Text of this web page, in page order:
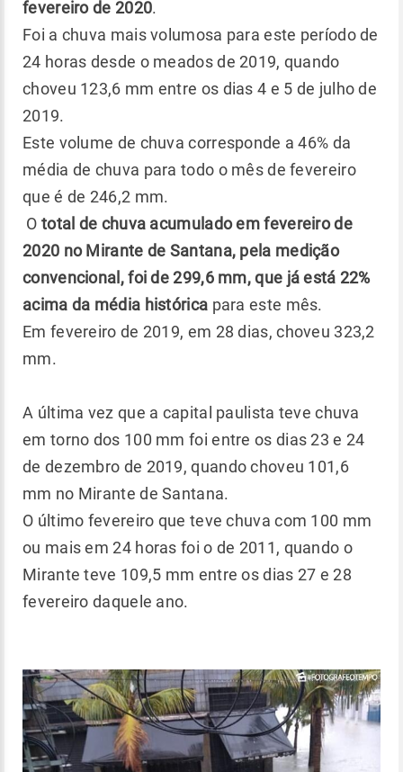
fevereiro de 2020.
Foi a chuva mais volumosa para este período de
24 horas desde o meados de 2019, quando
choveu 123,6 mm entre os dias 4 e 5 de julho de
2019.
Este volume de chuva corresponde a 46% da
média de chuva para todo o mês de fevereiro
que é de 246,2 mm.
O total de chuva acumulado em fevereiro de
2020 no Mirante de Santana, pela medição
convencional, foi de 299,6 mm, que já está 22%
acima da média histórica para este mês.
Em fevereiro de 2019, em 28 dias, choveu 323,2
mm.
A última vez que a capital paulista teve chuva
em torno dos 100 mm foi entre os dias 23 e 24
de dezembro de 2019, quando choveu 101,6
mm no Mirante de Santana.
O último fevereiro que teve chuva com 100 mm
ou mais em 24 horas foi o de 2011, quando o
Mirante teve 109,5 mm entre os dias 27 e 28
fevereiro daquele ano.